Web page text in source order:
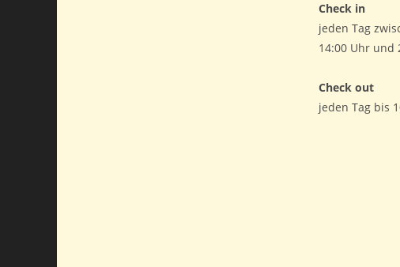
Check in
jeden Tag
14:00 Uhr und
Check out
jeden Tag bis